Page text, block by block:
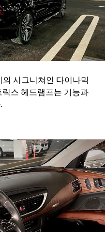
시그니쳐인 다이나믹
스 헤드램프는 기능과